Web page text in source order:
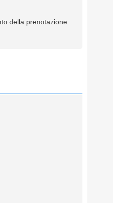
della prenotazione.